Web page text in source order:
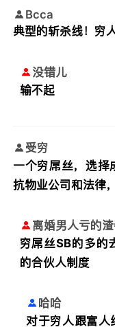
Bcca
典型的斩杀线！穷
没错儿
输不起
受穷
一个穷屌丝，选择
抗物业公司和法律
离婚男人亏的渣
穷屌丝SB的多的
的合伙人制度
哈哈
对于穷人跟富人